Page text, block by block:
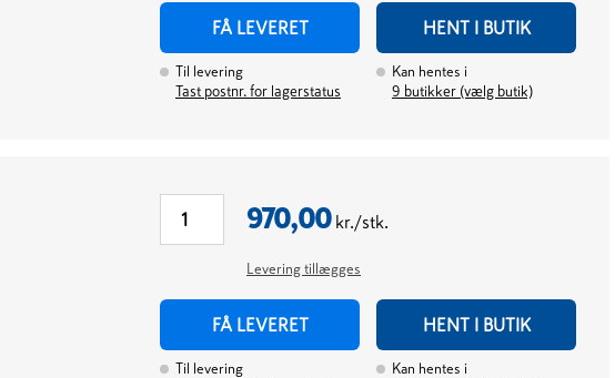
FÅ LEVERET HENT I BUTIK
Til levering
Tast postnr. for lagerstatus
Kan hentes i
9 butikker (vælg butik)
970,00 kr./stk.
Levering tillægges
FÅ LEVERET HENT I BUTIK
Til levering
Kan hentes i